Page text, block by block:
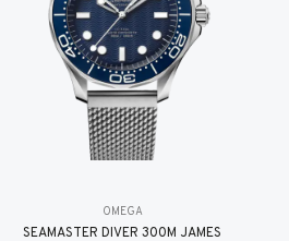
OMEGA
SEAMASTER DIVER 300M JAMES